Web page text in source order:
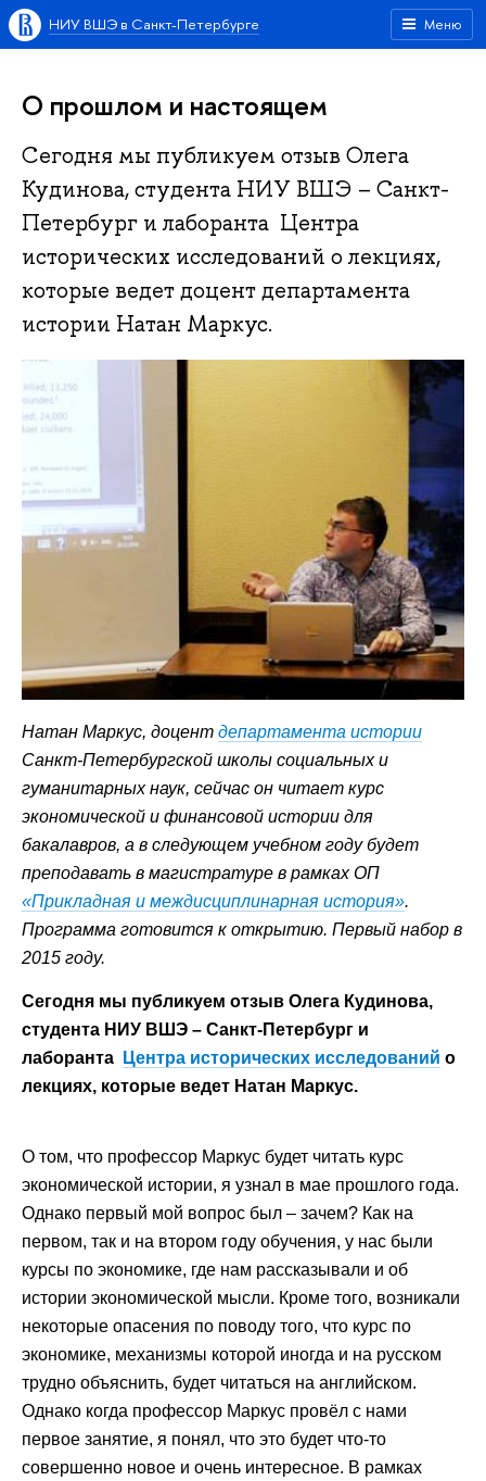
Меню
НИУ ВШЭ в Санкт-Петербурге
О прошлом и настоящем
Сегодня мы публикуем отзыв Олега
Кудинова, студента НИУ ВШЭ – Санкт-
Петербург и лаборанта Центра
исторических исследований о лекциях,
которые ведет доцент департамента
истории Натан Маркус.
Натан Маркус, доцент департамента истории
Санкт-Петербургской школы социальных и
гуманитарных наук, сейчас он читает курс
экономической и финансовой истории для
бакалавров, а в следующем учебном году будет
преподавать в магистратуре в рамках ОП
«Прикладная и междисциплинарная история».
Программа готовится к открытию. Первый набор в
2015 году.
Сегодня мы публикуем отзыв Олега Кудинова,
студента НИУ ВШЭ – Санкт-Петербург и
лаборанта
Центра исторических исследований о
лекциях, которые ведет Натан Маркус.
О том, что профессор Маркус будет читать курс
экономической истории, я узнал в мае прошлого года.
Однако первый мой вопрос был – зачем? Как на
первом, так и на втором году обучения, у нас были
курсы по экономике, где нам рассказывали и об
истории экономической мысли. Кроме того, возникали
некоторые опасения по поводу того, что курс по
экономике, механизмы которой иногда и на русском
трудно объяснить, будет читаться на английском.
Однако когда профессор Маркус провёл с нами
первое занятие, я понял, что это будет что-то
совершенно новое и очень интересное. В рамках